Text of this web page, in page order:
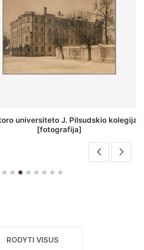
J. Pilsudskio kolegija :
[fotografija]
RODYTI VISUS